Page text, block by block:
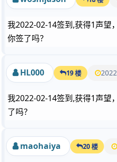
我2022-02-14签到,获得1声望
你签了吗？
HL000 19 楼
我2022-02-14签到,获得1声望
了吗？
maohaiya 20 楼